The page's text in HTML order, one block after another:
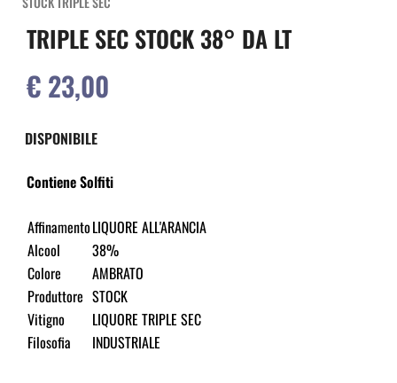
TRIPLE SEC STOCK 38° DA LT
€ 23,00
DISPONIBILE
Contiene Solfiti
AffinamentoLIQUORE ALL'ARANCIA
Alcool
38%
Colore
AMBRATO
Produttore STOCK
Vitigno
LIQUORE TRIPLE SEC
Filosofia
INDUSTRIALE